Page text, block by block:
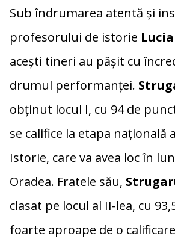
Sub îndrumarea atentă și
profesorului de istorie
acești tineri au pășit cu
drumul performanței.
obținut locul I, cu 94 de
se califice la etapa națională
Istorie, care va avea loc în
Oradea. Fratele său,
clasat pe locul al II-lea, cu
foarte aproape de o